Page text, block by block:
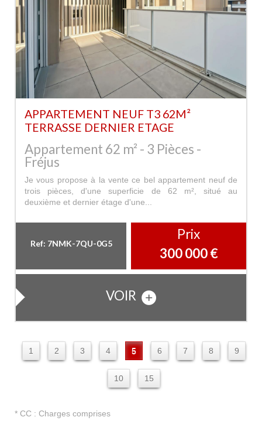
APPARTEMENT NEUF T3 62M²
TERRASSE DERNIER ETAGE
Appartement 62 m² - 3 Pièces -
Fréjus
Je vous propose à la vente ce bel appartement neuf de
trois pièces, d'une superficie de 62 m², situé au
deuxième et dernier étage d'une...
Ref: 7NMK-7QU-0G5
Prix
300 000 €
VOIR
1 2 3 4 5 6 7 8 9
10 15
* CC : Charges comprises